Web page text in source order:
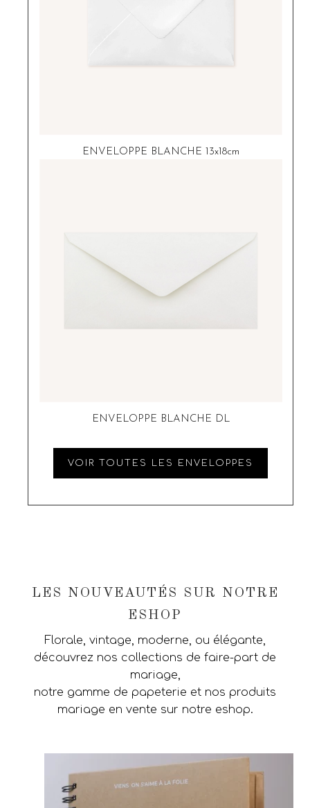
ENVELOPPE BLANCHE 13x18cm
ENVELOPPE BLANCHE DL
VOIR TOUTES LES ENVELOPPES
LES NOUVEAUTÉS SUR NOTRE
ESHOP
Florale, vintage, moderne, ou élégante,
découvrez nos collections de faire-part de
mariage,
notre gamme de papeterie et nos produits
mariage en vente sur notre eshop.